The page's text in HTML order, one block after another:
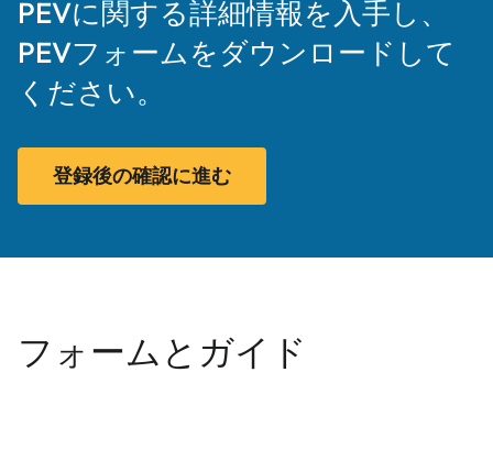
PEVに関する詳細情報を入手し、
PEVフォームをダウンロードして
ください。
登録後の確認に進む
フォームとガイド